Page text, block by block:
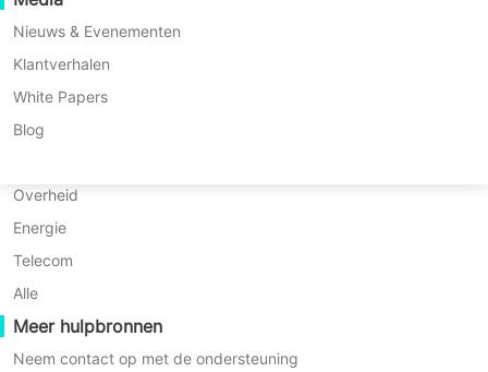
Download Ondersteuning
Archivering
Job Orchestratie
Workload Mobiliteit
V2V-migratie
P2P-migratie
C2C-migratie
C2V-migratie
P2C-migratie
Herstelbaarheid
VM-herstelverificatie
oVirt
H3C CAS/UIS
ZStack
Sangfor HCI
Huawei FusionCompute
Red Hat Virtualization
Oracle OLVM
XenServer/Citrix Hypervisor
KayGrid
InCloud Sphere
Webinars
Live Demo
Klantverhalen
IT Diensten
Overheid
Energie
Telecom
Alle
Meer hulpbronnen
Neem contact op met de ondersteuning
Vraag een offerte aan
Alreeds een partner?
Partnerportaal Inloggen
Nieuws & Evenementen
Klantverhalen
White Papers
Blog
Recovery
Gemakkelijk, slim, kostenefficiënt.
Enterprise-editie)
* Geen creditcard vereist